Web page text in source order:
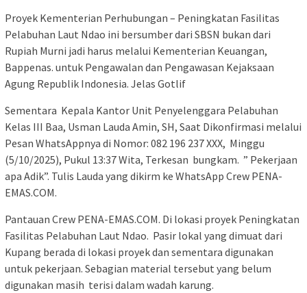
Proyek Kementerian Perhubungan – Peningkatan Fasilitas
Pelabuhan Laut Ndao ini bersumber dari SBSN bukan dari
Rupiah Murni jadi harus melalui Kementerian Keuangan,
Bappenas. untuk Pengawalan dan Pengawasan Kejaksaan
Agung Republik Indonesia. Jelas Gotlif
Sementara Kepala Kantor Unit Penyelenggara Pelabuhan
Kelas III Baa, Usman Lauda Amin, SH, Saat Dikonfirmasi melalui
Pesan WhatsAppnya di Nomor: 082 196 237 XXX, Minggu
(5/10/2025), Pukul 13:37 Wita, Terkesan bungkam. ” Pekerjaan
apa Adik”. Tulis Lauda yang dikirm ke WhatsApp Crew PENA-
EMAS.COM.
Pantauan Crew PENA-EMAS.COM. Di lokasi proyek Peningkatan
Fasilitas Pelabuhan Laut Ndao. Pasir lokal yang dimuat dari
Kupang berada di lokasi proyek dan sementara digunakan
untuk pekerjaan. Sebagian material tersebut yang belum
digunakan masih terisi dalam wadah karung.